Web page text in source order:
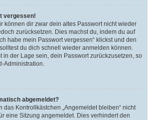
vergessen!
können dir zwar dein altes Passwort nicht wieder
zurücksetzen. Dies machst du, indem du auf
habe mein Passwort vergessen“ klickst und den
du dich schnell wieder anmelden können.
in der Lage sein, dein Passwort zurückzusetzen, so
Administration.
abgemeldet?
das Kontrollkästchen „Angemeldet bleiben“ nicht
eine Sitzung angemeldet. Dies verhindert den